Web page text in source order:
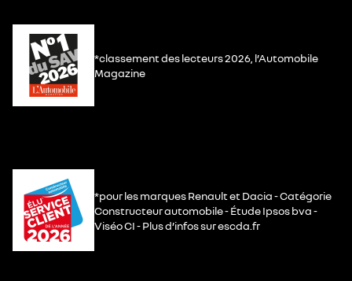
*classement des lecteurs 2026, l’Automobile
Magazine
*pour les marques Renault et Dacia - Catégorie
Constructeur automobile - Étude Ipsos bva -
Viséo CI - Plus d’infos sur escda.fr